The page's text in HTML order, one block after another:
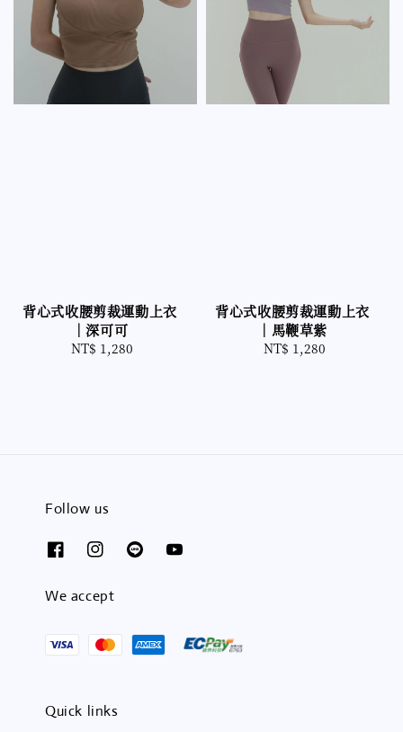
背心式收腰剪裁運動上衣
｜深可可
Regular
NT$ 1,280
背心式收腰剪裁運動上衣
｜馬鞭草紫
Regular
NT$ 1,280
Follow us
We accept
Quick links